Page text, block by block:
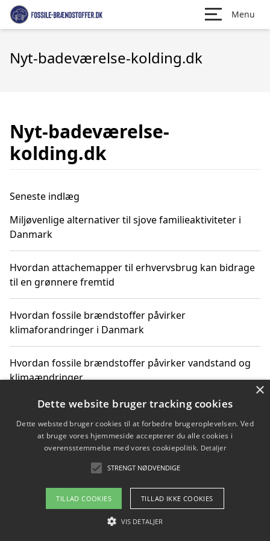
Menu
Nyt-badeværelse-kolding.dk
Nyt-badeværelse-
kolding.dk
Seneste indlæg
Miljøvenlige alternativer til sjove familieaktiviteter i
Danmark
Hvordan attachemapper til erhvervsbrug kan bidrage
til en grønnere fremtid
Hvordan fossile brændstoffer påvirker
klimaforandringer i Danmark
Hvordan fossile brændstoffer påvirker vandstand og
klimaændringer
Hvordan citater om fossile brændstoffer kan ændre
vores perspektiv
Om / kontakt
Blog Betingelser
×
Dette website bruger tracking cookies
Dette websted bruger cookies til at forbedre brugeroplevelsen. Ved
at bruge vores hjemmeside accepterer du alle cookies i
overensstemmelse med vores cookiepolitik. Detaljer
STRENGT NØDVENDIGE
TILLAD COOKIES TILLAD IKKE COOKIES
VIS DETALJER